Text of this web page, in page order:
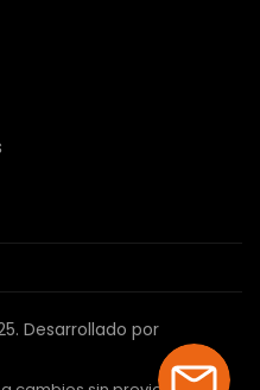
Desarrollado por